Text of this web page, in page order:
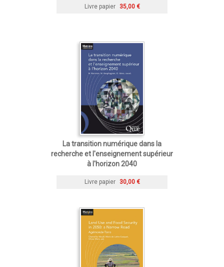
Livre papier 35,00 €
La transition numérique dans la
recherche et l'enseignement supérieur
à l'horizon 2040
Livre papier 30,00 €